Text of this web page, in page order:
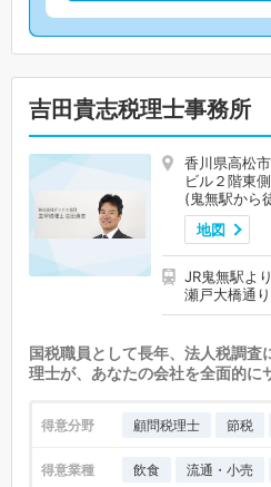
吉田貴志税理士事務所
香川県高松
ビル２階東側
(鬼無駅から
地図
JR鬼無駅よ
瀬戸大橋通
国税職員として長年、法人税調査
理士が、あなたの会社を全面的に
得意分野 顧問税理士 節税
得意業種 飲食 流通・小売